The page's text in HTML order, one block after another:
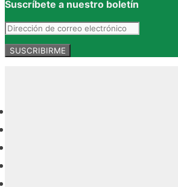
Suscríbete a nuestro boletín